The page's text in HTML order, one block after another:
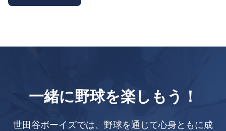
一緒に野球を楽しもう！
世田谷ボーイズでは、野球を通じて心身ともに成